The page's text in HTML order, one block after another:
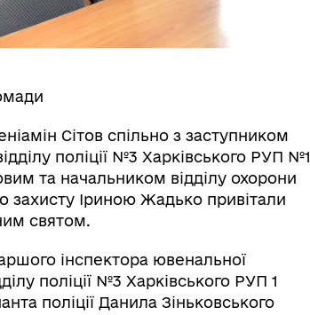
Сітов спільно з заступником
поліції №3 Харківського РУП №1
та начальником відділу охорони
захисту Іриною Жадько привітали
святом.
інспектора ювенальної
поліції №3 Харківського РУП 1
поліції Данила Зіньковського